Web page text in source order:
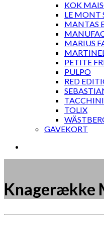
KOK
LE MONT
MANTAS
MARIUS
PETITE
PULPO
RED
TACCHINI
TOLIX
GAVEKORT
Knagerække